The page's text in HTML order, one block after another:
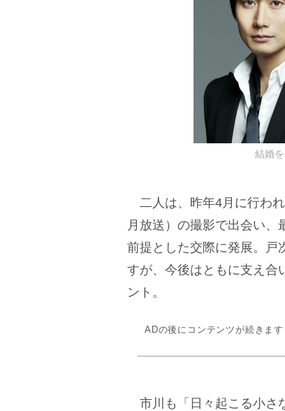
結婚
二人は、昨年4月に行わ
月放送）の撮影で出会い、
前提とした交際に発展。戸
すが、今後はともに支え合
ント。
ADの後にコンテンツが続きます
市川も「日々起こる小さ